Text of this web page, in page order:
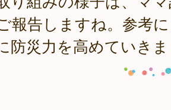
報告しますね。参考
防災力を高めていき